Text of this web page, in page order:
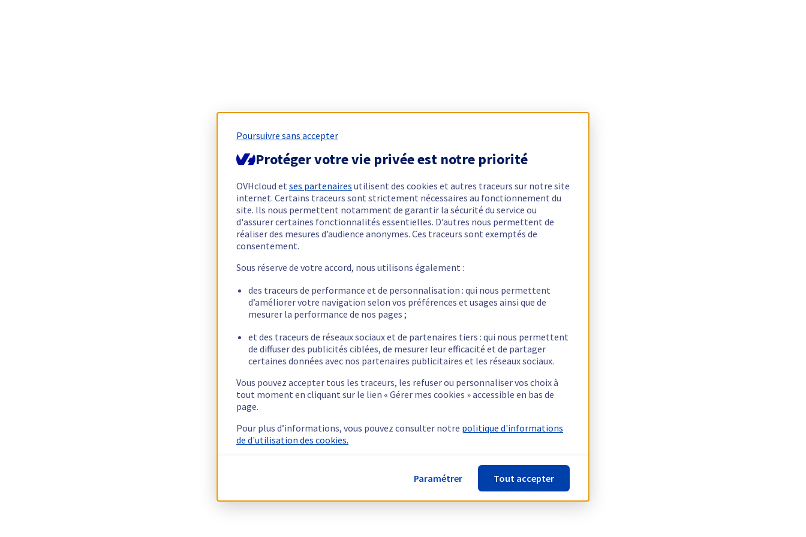
Poursuivre sans accepter
Protéger votre vie privée est notre priorité
OVHcloud et ses partenaires utilisent des cookies et autres traceurs sur notre site
internet. Certains traceurs sont strictement nécessaires au fonctionnement du
site. Ils nous permettent notamment de garantir la sécurité du service ou
d'assurer certaines fonctionnalités essentielles. D’autres nous permettent de
réaliser des mesures d’audience anonymes. Ces traceurs sont exemptés de
consentement.
Sous réserve de votre accord, nous utilisons également :
des traceurs de performance et de personnalisation : qui nous permettent
d’améliorer votre navigation selon vos préférences et usages ainsi que de
mesurer la performance de nos pages ;
et des traceurs de réseaux sociaux et de partenaires tiers : qui nous permettent
de diffuser des publicités ciblées, de mesurer leur efficacité et de partager
certaines données avec nos partenaires publicitaires et les réseaux sociaux.
Vous pouvez accepter tous les traceurs, les refuser ou personnaliser vos choix à
tout moment en cliquant sur le lien « Gérer mes cookies » accessible en bas de
page.
Pour plus d’informations, vous pouvez consulter notre politique d'informations
de d'utilisation des cookies.
Paramétrer Tout accepter